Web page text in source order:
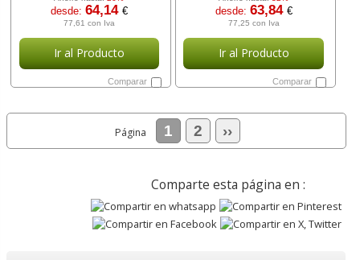
desde: 64,14 €
77,61 con Iva
Ir al Producto
Comparar
desde: 63,84 €
77,25 con Iva
Ir al Producto
Comparar
Página 1 2 ››
Comparte esta página en :